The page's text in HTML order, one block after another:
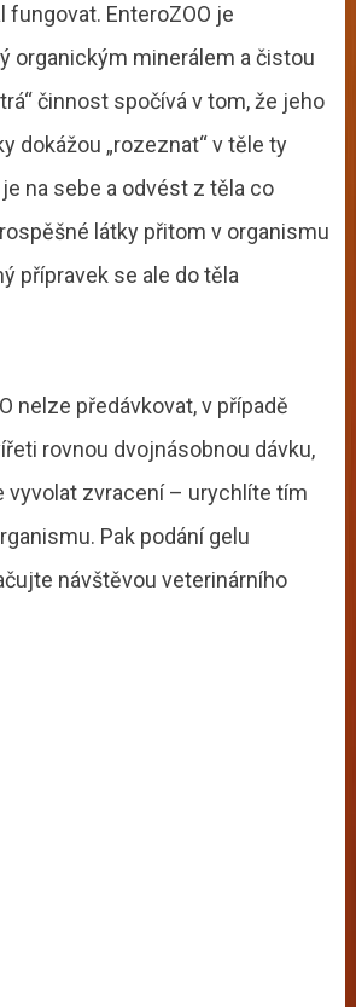
fungovat. EnteroZOO je
organickým minerálem a čistou
činnost spočívá v tom, že jeho
dokážou „rozeznat“ v těle ty
na sebe a odvést z těla co
látky přitom v organismu
přípravek se ale do těla
nelze předávkovat, v případě
rovnou dvojnásobnou dávku,
vyvolat zvracení – urychlíte tím
Pak podání gelu
návštěvou veterinárního